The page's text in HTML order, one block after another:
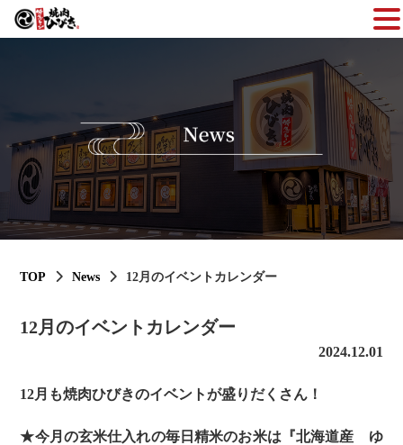
TOP News 12月のイベントカレンダー
12月のイベントカレンダー
2024.12.01
12月も焼肉ひびきのイベントが盛りだくさん！
★今月の玄米仕入れの毎日精米のお米は『北海道産 ゆ